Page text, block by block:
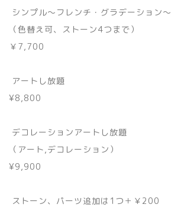
シンプル〜フレンチ・グラデーション〜
（色替え可、ストーン4つまで）
￥7,700
アートし放題
¥8,800
デコレーションアートし放題
（アート,デコレーション）
¥9,900
ストーン、パーツ追加は1つ＋￥200